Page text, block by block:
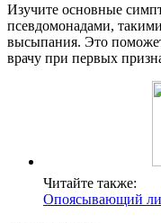
Изучите основные
псевдомонадами,
высыпания. Это
врачу при первых
Читайте также:
Опоясывающий